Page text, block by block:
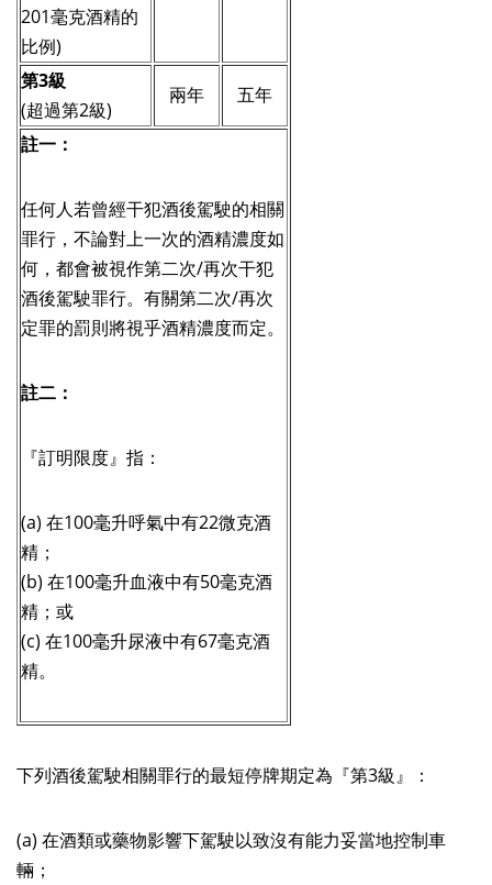
201毫克酒精的
比例)
第3級
(超過第2級)
兩年 五年
註一：
任何人若曾經干犯酒後駕駛的相關
罪行，不論對上一次的酒精濃度如
何，都會被視作第二次/再次干犯
酒後駕駛罪行。有關第二次/再次
定罪的罰則將視乎酒精濃度而定。
註二：
『訂明限度』指：
(a) 在100毫升呼氣中有22微克酒
精；
(b) 在100毫升血液中有50毫克酒
精；或
(c) 在100毫升尿液中有67毫克酒
精。
下列酒後駕駛相關罪行的最短停牌期定為『第3級』：
(a) 在酒類或藥物影響下駕駛以致沒有能力妥當地控制車
輛；